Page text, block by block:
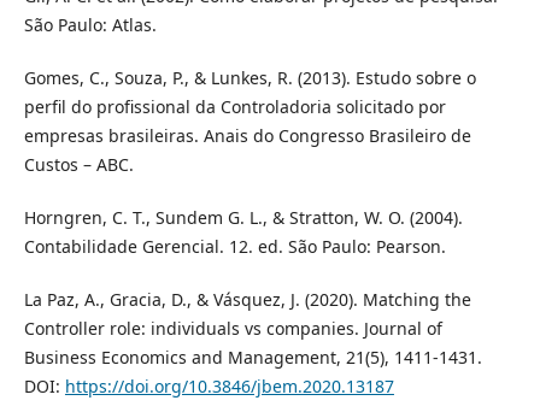
São Paulo: Atlas.
Gomes, C., Souza, P., & Lunkes, R. (2013). Estudo sobre o
perfil do profissional da Controladoria solicitado por
empresas brasileiras. Anais do Congresso Brasileiro de
Custos – ABC.
Horngren, C. T., Sundem G. L., & Stratton, W. O. (2004).
Contabilidade Gerencial. 12. ed. São Paulo: Pearson.
La Paz, A., Gracia, D., & Vásquez, J. (2020). Matching the
Controller role: individuals vs companies. Journal of
Business Economics and Management, 21(5), 1411-1431.
DOI: https://doi.org/10.3846/jbem.2020.13187